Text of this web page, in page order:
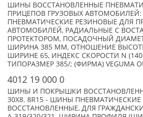
ШИНЫ ВОССТАНОВЛЕННЫЕ
ПРИЦЕПОВ ГРУЗОВЫХ
ПНЕВМАТИЧЕСКИЕ РЕЗИНОВЫЕ ДЛЯ
АВТОМОБИЛЕЙ, РАДИАЛЬНЫЕ С
ПРОТЕКТОРОМ, ПОСАДОЧНЫЙ
ШИРИНА 385 ММ, ОТНОШЕНИЕ
ШИРИНЕ 65, ИНДЕКС СКОРОСТИ N
ТИПОРАЗМЕР 385/; (ФИРМА) VEGUMA
4012 19 000 0
ШИНЫ И ПОКРЫШКИ
30Х8. 8R15 - ШИНЫ
ВОССТАНОВЛЕННЫЕ, ДЛЯ